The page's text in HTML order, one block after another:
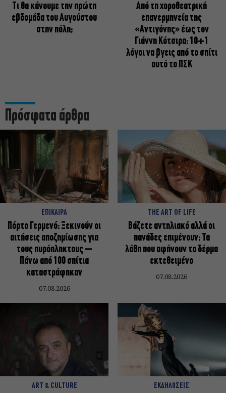
Τι θα κάνουμε την πρώτη
εβδομάδα του Αυγούστου
στην πόλη;
Από τη χοροθεατρική
επανερμηνεία της
«Αντιγόνης» έως τον
Γιάννη Κότσιρα: 10+1
λόγοι να βγεις από το σπίτι
αυτό το ΠΣΚ
Πρόσφατα άρθρα
ΕΠΙΚΑΙΡΑ
Πόρτο Γερμενό: Ξεκινούν οι
αιτήσεις αποζημίωσης για
τους πυρόπληκτους –
Πάνω από 100 σπίτια
καταστράφηκαν
07.08.2026
THE ART OF LIFE
Βάζετε αντηλιακό αλλά οι
πανάδες επιμένουν; Τα
λάθη που αφήνουν το δέρμα
εκτεθειμένο
07.08.2026
ART & CULTURE ΕΚΔΗΛΩΣΕΙΣ